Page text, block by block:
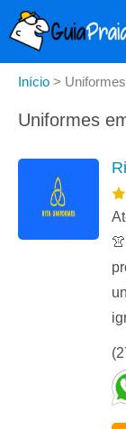
Início > Uniformes
Uniformes